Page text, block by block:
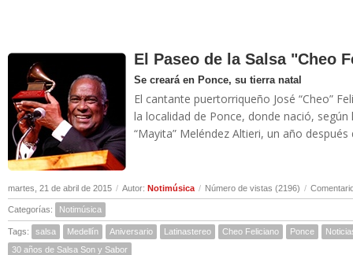
El Paseo de la Salsa "Cheo
Se creará en Ponce, su tierra natal
El cantante puertorriqueño José “Cheo”
la localidad de Ponce, donde nació,
“Mayita” Meléndez Altieri, un año después
martes, 21 de abril de 2015 / Autor: Notimúsica / Número de vistas (2196) /
Categorías: Notimúsica
Tags: salsa Medellín Aniversario Latinastereo Cheo Feliciano Ponce
30 años de Salsa Son y Sabor